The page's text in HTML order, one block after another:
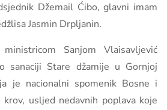
Džemail Ćibo, glavni imam
Jasmin Drpljanin.
Sanjom Vlaisavljević
sanaciji Stare džamije u Gornjoj
je nacionalni spomenik Bosne i
usljed nedavnih poplava koje